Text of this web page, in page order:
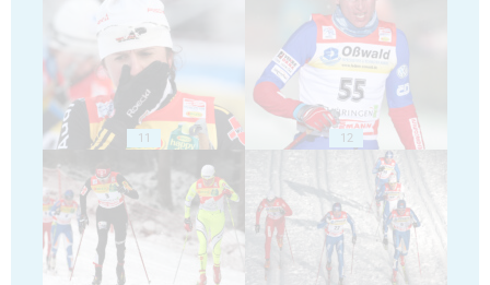
11 12